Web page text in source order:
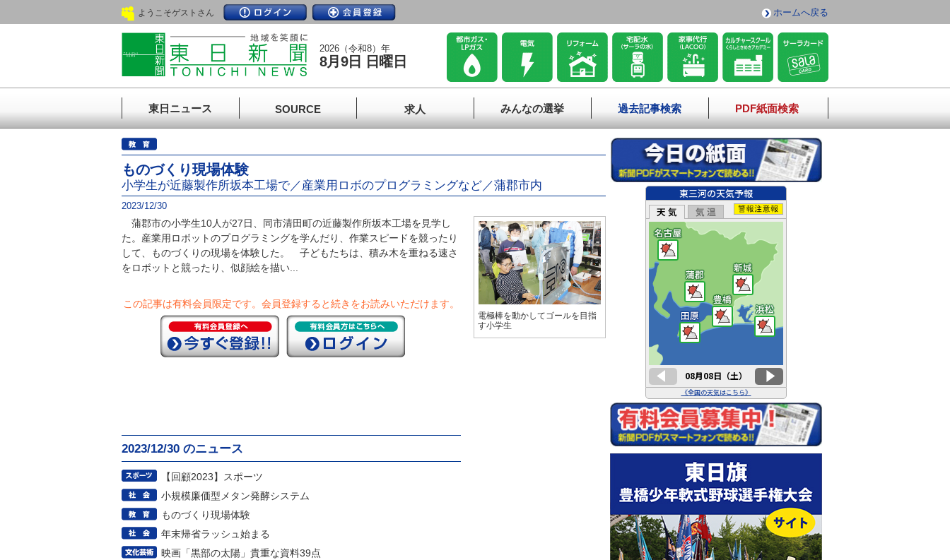
ようこそゲストさん ホームへ戻る
2026（令和8）年
8月9日 日曜日
東日ニュース SOURCE 求人 みんなの選挙 過去記事検索 PDF紙面検索
ものづくり現場体験
小学生が近藤製作所坂本工場で／産業用ロボのプログラミングなど／蒲郡市内
2023/12/30
蒲郡市の小学生10人が27日、同市清田町の近藤製作所坂本工場を見学し
た。産業用ロボットのプログラミングを学んだり、作業スピードを競ったり
して、ものづくりの現場を体験した。 子どもたちは、積み木を重ねる速さ
をロボットと競ったり、似顔絵を描い...
この記事は有料会員限定です。 会員登録すると続きをお読みいただけます。
2023/12/30 のニュース
【回顧2023】スポーツ
小規模廉価型メタン発酵システム
ものづくり現場体験
年末帰省ラッシュ始まる
映画「黒部の太陽」貴重な資料39点
電極棒を動かしてゴールを目指
す小学生